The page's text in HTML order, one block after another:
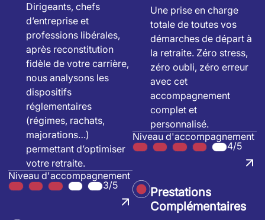
Dirigeants, chefs
d’entreprise et
professions libérales,
après reconstitution
fidèle de votre carrière,
nous analysons les
dispositifs
réglementaires
(régimes, rachats,
majorations…)
permettant d’optimiser
votre retraite.
Niveau d'accompagnement
3/5
Une prise en charge
totale de toutes vos
démarches de départ à
la retraite. Zéro stress,
zéro oubli, zéro erreur
avec cet
accompagnement
complet et
personnalisé.
Niveau d'accompagnement
4/5
Prestations
Complémentaires